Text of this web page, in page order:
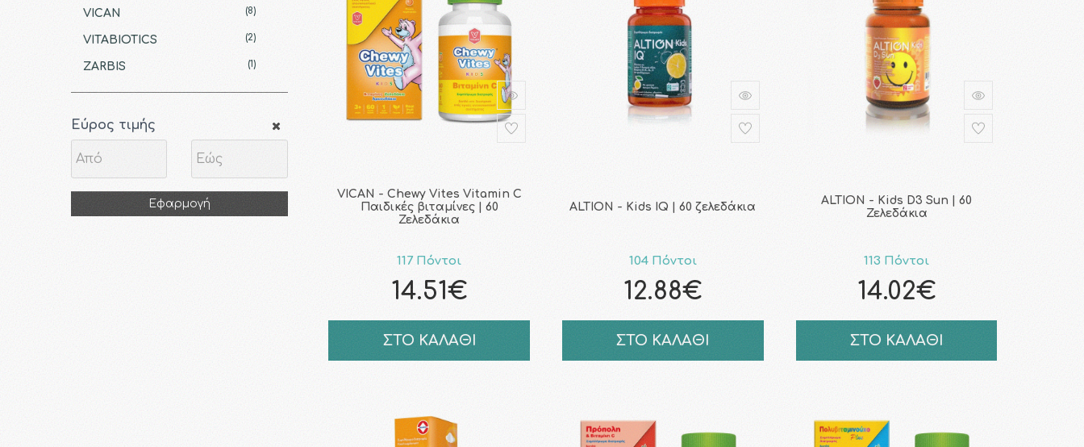
VICAN (8)
VITABIOTICS (2)
ZARBIS (1)
Εύρος τιμής
Εφαρμογή
VICAN - Chewy Vites Vitamin C
Παιδικές βιταμίνες | 60
Ζελεδάκια
117 Πόντοι
14.51€
ΣΤΟ ΚΑΛΑΘΙ
ALTION - Kids IQ | 60 ζελεδάκια
104 Πόντοι
12.88€
ΣΤΟ ΚΑΛΑΘΙ
ALTION - Kids D3 Sun | 60
Ζελεδάκια
113 Πόντοι
14.02€
ΣΤΟ ΚΑΛΑΘΙ